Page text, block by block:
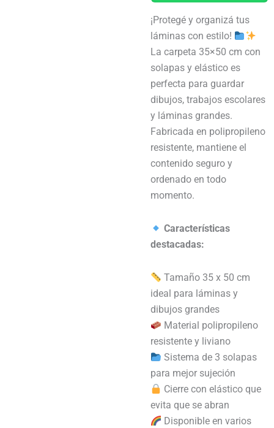
¡Protegé y organizá tus
láminas con estilo!
La carpeta 35×50 cm con
solapas y elástico es
perfecta para guardar
dibujos, trabajos escolares
y láminas grandes.
Fabricada en polipropileno
resistente, mantiene el
contenido seguro y
ordenado en todo
momento.
Características
destacadas:
Tamaño 35 x 50 cm
ideal para láminas y
dibujos grandes
Material polipropileno
resistente y liviano
Sistema de 3 solapas
para mejor sujeción
Cierre con elástico que
evita que se abran
Disponible en varios
cantidad